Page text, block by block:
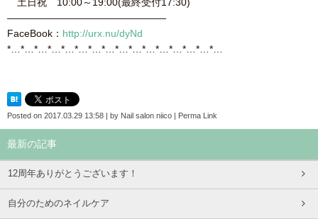
————————————————
FaceBook： http://urx.nu/dyNd
*…*…*…*…*…*…*…*…*…*…*…*…*…*…*…*…
Posted on 2017.03.29 13:58 | by Nail salon niico | Perma Link
最新の記事
12周年ありがとうございます！
自分のためのネイルケア